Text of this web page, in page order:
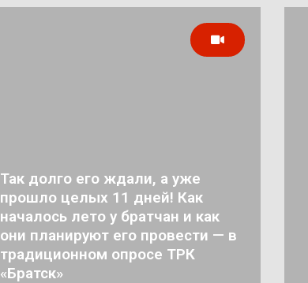
Так долго его ждали, а уже
прошло целых 11 дней! Как
началось лето у братчан и как
они планируют его провести — в
традиционном опросе ТРК
«Братск»